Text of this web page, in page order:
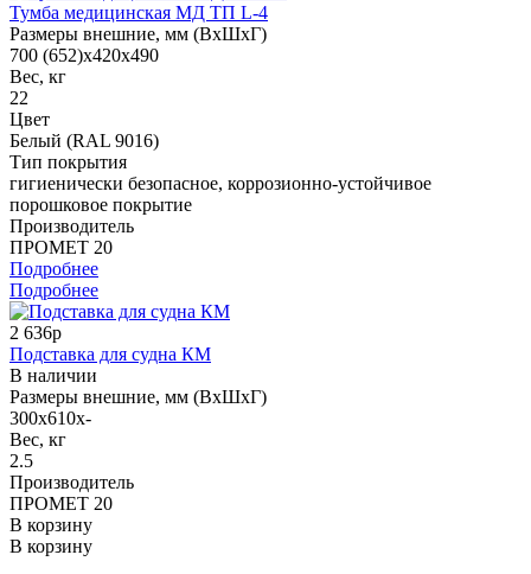
Тумба медицинская МД ТП L-4
Размеры внешние, мм (ВхШхГ)
700 (652)x420x490
Вес, кг
22
Цвет
Белый (RAL 9016)
Тип покрытия
гигиенически безопасное, коррозионно-устойчивое
порошковое покрытие
Производитель
ПРОМЕТ 20
Подробнее
Подробнее
2 636р
Подставка для судна КМ
В наличии
Размеры внешние, мм (ВхШхГ)
300x610x-
Вес, кг
2.5
Производитель
ПРОМЕТ 20
В корзину
В корзину